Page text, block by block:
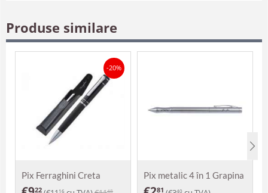
Produse similare
-20%
Pix Ferraghini Creta
22 16 48
Pix metalic 4 în 1 Grapina
81 40